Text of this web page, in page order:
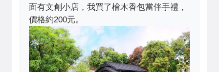
面有文創小店，我買了檜木香包當伴手禮，
價格約200元。